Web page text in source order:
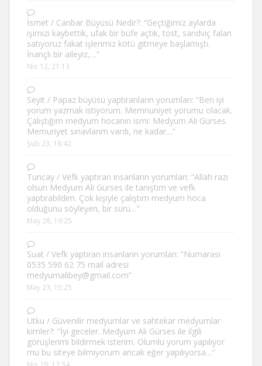
İsmet / Canbar Büyüsü Nedir?: “Geçtiğimiz aylarda
işimizi kaybettik, ufak bir büfe açtık, tost, sandviç falan
satıyoruz fakat işlerimiz kötü gitmeye başlamıştı.
İnançlı bir aileyiz,…”
Nis 12, 21:13
Seyit / Papaz büyüsü yaptıranların yorumları: “Ben iyi
yorum yazmak istiyorum. Memnuniyet yorumu olacak.
Çalıştığım medyum hocanın ismi: Medyum Ali Gürses.
Memuriyet sınavlarım vardı, ne kadar…”
Şub 23, 18:42
Tuncay / Vefk yaptıran insanların yorumları: “Allah razı
olsun Medyum Ali Gürses ile tanıştım ve vefk
yaptırabildim. Çok kişiyle çalıştım medyum hoca
olduğunu söyleyen, bir sürü…”
May 28, 19:25
Suat / Vefk yaptıran insanların yorumları: “Numarası
0535 590 62 75 mail adresi
medyumalibey@gmail.com”
May 23, 15:25
Utku / Güvenilir medyumlar ve sahtekar medyumlar
kimler?: “İyi geceler. Medyum Ali Gürses ile ilgili
görüşlerimi bildirmek isterim. Olumlu yorum yapılıyor
mu bu siteye bilmiyorum ancak eğer yapılıyorsa…”